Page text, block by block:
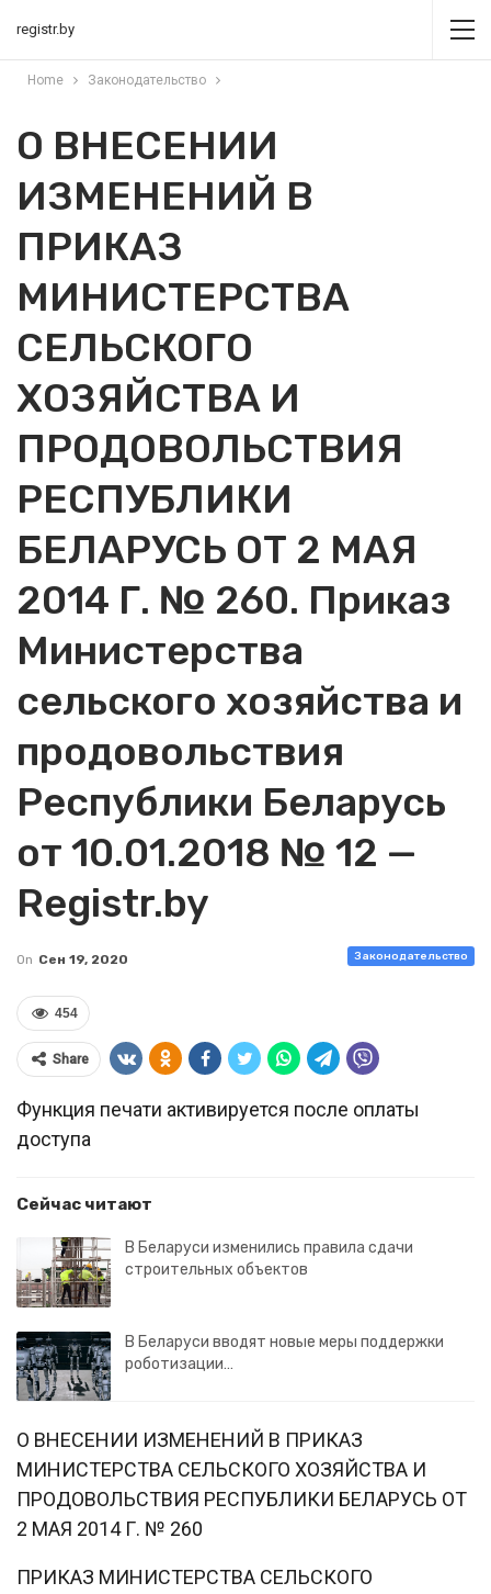
registr.by
Home Законодательство
О ВНЕСЕНИИ
ИЗМЕНЕНИЙ В
ПРИКАЗ
МИНИСТЕРСТВА
СЕЛЬСКОГО
ХОЗЯЙСТВА И
ПРОДОВОЛЬСТВИЯ
РЕСПУБЛИКИ
БЕЛАРУСЬ ОТ 2 МАЯ
2014 Г. № 260. Приказ
Министерства
сельского хозяйства и
продовольствия
Республики Беларусь
от 10.01.2018 № 12 —
Registr.by
Законодательство
On Сен 19, 2020
454
Share
Функция печати активируется после оплаты
доступа
Сейчас читают
В Беларуси изменились правила сдачи
строительных объектов
В Беларуси вводят новые меры поддержки
роботизации…
О ВНЕСЕНИИ ИЗМЕНЕНИЙ В ПРИКАЗ
МИНИСТЕРСТВА СЕЛЬСКОГО ХОЗЯЙСТВА И
ПРОДОВОЛЬСТВИЯ РЕСПУБЛИКИ БЕЛАРУСЬ ОТ
2 МАЯ 2014 Г. № 260
ПРИКАЗ МИНИСТЕРСТВА СЕЛЬСКОГО